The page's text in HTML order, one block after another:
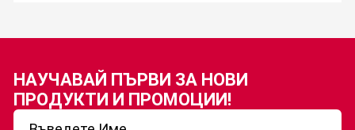
НАУЧАВАЙ ПЪРВИ ЗА НОВИ
ПРОДУКТИ И ПРОМОЦИИ!